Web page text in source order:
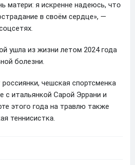
матери: я искренне надеюсь, что
в своём сердце», —
ушла из жизни летом 2024 года
болезни.
чешская спортсменка
с итальянкой Сарой Эррани и
этого года на травлю также
теннисистка.